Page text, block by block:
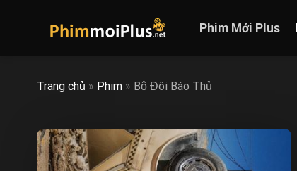
Phim Mới Plus
Trang chủ » Phim » Bộ Đôi Báo Thủ